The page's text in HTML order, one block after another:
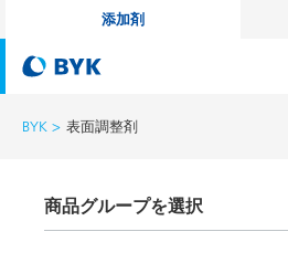
添加剤
BYK 表面調整剤
商品グループを選択